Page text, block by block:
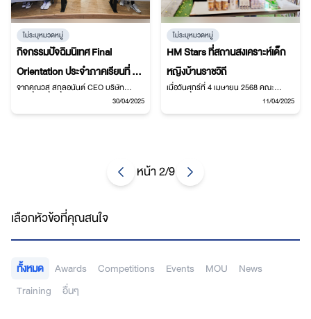
ไม่ระบุหมวดหมู่
กิจกรรมปัจฉิมนิเทศ Final
Orientation ประจำภาคเรียนที่ 2
ปีการศึกษา 2567 ให้กับนักศึกษา
ในคณะ ได้เข้าร่วมรับฟังการ
จากคุณวสุ สกุลอนันต์ CEO บริษัท
LEON MODE ผู้เชี่ยวชาญด้านการตลาด
ครบวงจร และ “การพัฒนาบุคลิกภาพ
30/04/2025
ไม่ระบุหมวดหมู่
HM Stars ที่สถานสงเคราะห์เด็ก
หญิงบ้านราชวิถี
เมื่อวันศุกร์ที่ 4 เมษายน 2568 คณะ
มนุษยศาสตร์ มหาวิทยาลัยหอการค้าไทย
ได้นำนักศึกษาในโครงการไปร่วมทำ
ราชวิถี
11/04/2025
หน้า 2/9
เลือกหัวข้อที่คุณสนใจ
ทั้งหมด Awards Competitions Events MOU
News
Training
อื่นๆ